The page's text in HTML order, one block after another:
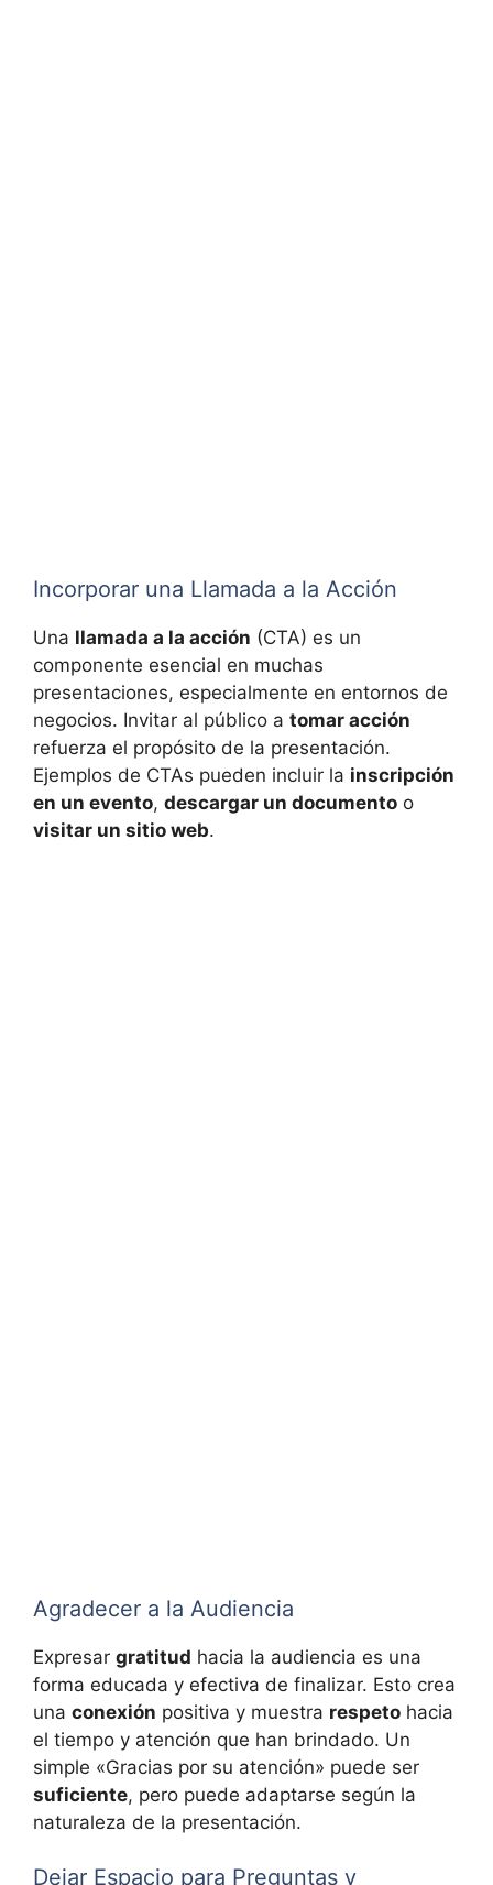
Incorporar una Llamada a la Acción
Una llamada a la acción (CTA) es un
componente esencial en muchas
presentaciones, especialmente en entornos de
negocios. Invitar al público a tomar acción
refuerza el propósito de la presentación.
Ejemplos de CTAs pueden incluir la inscripción
en un evento, descargar un documento o
visitar un sitio web.
Agradecer a la Audiencia
Expresar gratitud hacia la audiencia es una
forma educada y efectiva de finalizar. Esto crea
una conexión positiva y muestra respeto hacia
el tiempo y atención que han brindado. Un
simple «Gracias por su atención» puede ser
suficiente, pero puede adaptarse según la
naturaleza de la presentación.
Dejar Espacio para Preguntas y